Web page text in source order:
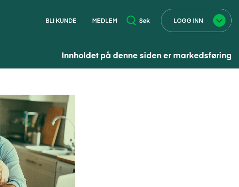
BLI KUNDE MEDLEM Søk LOGG INN
Innholdet på denne siden er markedsføring